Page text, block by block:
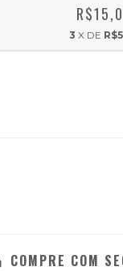
3 X DE
COMPRE COM